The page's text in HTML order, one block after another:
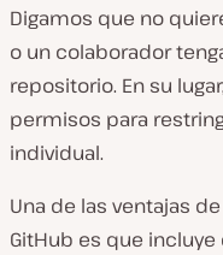
Digamos que no
o un colaborador
repositorio. En su
permisos para
individual.
Una de las ventajas
GitHub es que